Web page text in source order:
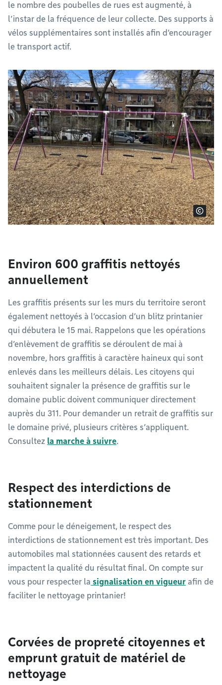
le nombre des poubelles de rues est augmenté, à
l’instar de la fréquence de leur collecte. Des supports à
vélos supplémentaires sont installés afin d’encourager
le transport actif.
Environ 600 graffitis nettoyés
annuellement
Les graffitis présents sur les murs du territoire seront
également nettoyés à l’occasion d’un blitz printanier
qui débutera le 15 mai. Rappelons que les opérations
d’enlèvement de graffitis se déroulent de mai à
novembre, hors graffitis à caractère haineux qui sont
enlevés dans les meilleurs délais. Les citoyens qui
souhaitent signaler la présence de graffitis sur le
domaine public doivent communiquer directement
auprès du 311. Pour demander un retrait de graffitis sur
le domaine privé, plusieurs critères s’appliquent.
Consultez la marche à suivre.
Respect des interdictions de
stationnement
Comme pour le déneigement, le respect des
interdictions de stationnement est très important. Des
automobiles mal stationnées causent des retards et
impactent la qualité du résultat final. On compte sur
vous pour respecter la signalisation en vigueur afin de
faciliter le nettoyage printanier!
Corvées de propreté citoyennes et
emprunt gratuit de matériel de
nettoyage